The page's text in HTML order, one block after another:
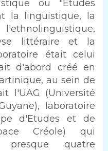
ou "Etudes
la linguistique, la
littéraire et la
était celui
d'abord créé en
au sein de
l'UAG (Université
laboratoire
d'Etudes et de
Créole) qui
presque quatre